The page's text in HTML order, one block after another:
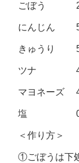
ごぼう
にんじん 5
きゅうり 5
ツナ 4
マヨネーズ
塩 0.1
＜作り方＞
①ごぼうは下